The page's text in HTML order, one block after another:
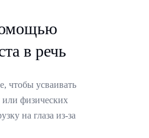
в речь
чтобы усваивать
или физических
на глаза из-за